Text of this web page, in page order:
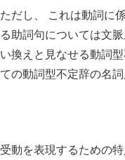
ただし、 これは動詞に
る助詞句については文
い換えと見なせる動詞
ての動詞型不定辞の名
受動を表現するための